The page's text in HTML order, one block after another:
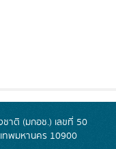
ชาติ (มกอช.) เลขที่ 50
ทพมหานคร 10900